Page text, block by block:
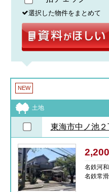
選択した物件をまとめて
NEW
土地
東海市中ノ池２
名鉄河
名鉄常